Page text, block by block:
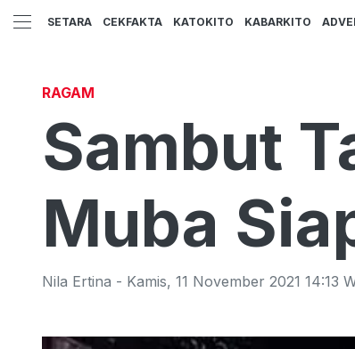
SETARA CEKFAKTA KATOKITO KABARKITO
RAGAM
Sambut
Muba
Nila Ertina - Kamis, 11 November 2021 14:13